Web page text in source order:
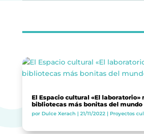
MARÍA
El Espacio cultural «El laboratorio»
bibliotecas más bonitas del mundo
por Dulce Xerach | 21/11/2022| Proyectos